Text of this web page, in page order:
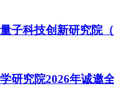
子科技创新研究院
研究院2026年诚邀